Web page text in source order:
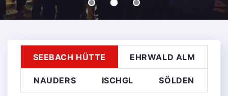
SEEBACH HÜTTE EHRWALD ALM
NAUDERS ISCHGL SÖLDEN